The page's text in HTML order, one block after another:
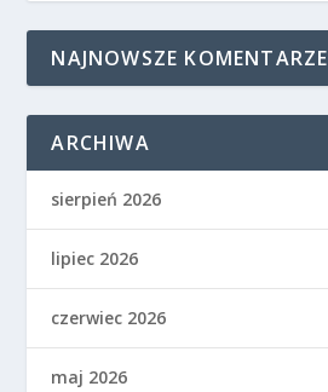
NAJNOWSZE KOMENTARZE
ARCHIWA
sierpień 2026
lipiec 2026
czerwiec 2026
maj 2026